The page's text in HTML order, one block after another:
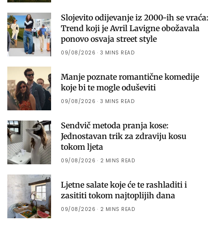
Slojevito odijevanje iz 2000-ih se vraća:
Trend koji je Avril Lavigne obožavala
ponovo osvaja street style
09/08/2026 3 MINS READ
Manje poznate romantične komedije
koje bi te mogle oduševiti
09/08/2026 3 MINS READ
Sendvič metoda pranja kose:
Jednostavan trik za zdraviju kosu
tokom ljeta
09/08/2026 2 MINS READ
Ljetne salate koje će te rashladiti i
zasititi tokom najtoplijih dana
09/08/2026 2 MINS READ